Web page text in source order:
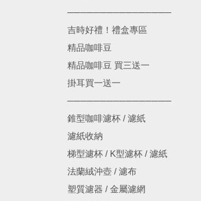
────────────────
吉時好禮！禮盒專區
精品咖啡豆
精品咖啡豆 買三送一
掛耳買一送一
────────────────
錐型咖啡濾杯 / 濾紙
濾紙收納
梯型濾杯 / K型濾杯 / 濾紙
法蘭絨沖壺 / 濾布
塑質濾器 / 金屬濾網